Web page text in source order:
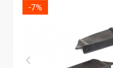
-7%